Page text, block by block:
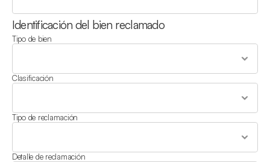
Identificación del bien reclamado
Tipo de bien
Clasificación
Tipo de reclamación
Detalle de reclamación